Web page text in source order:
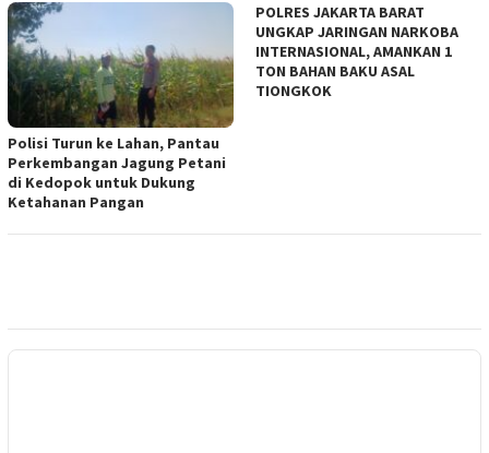
Polisi Turun ke Lahan, Pantau
Perkembangan Jagung Petani
di Kedopok untuk Dukung
Ketahanan Pangan
POLRES JAKARTA BARAT
UNGKAP JARINGAN NARKOBA
INTERNASIONAL, AMANKAN 1
TON BAHAN BAKU ASAL
TIONGKOK